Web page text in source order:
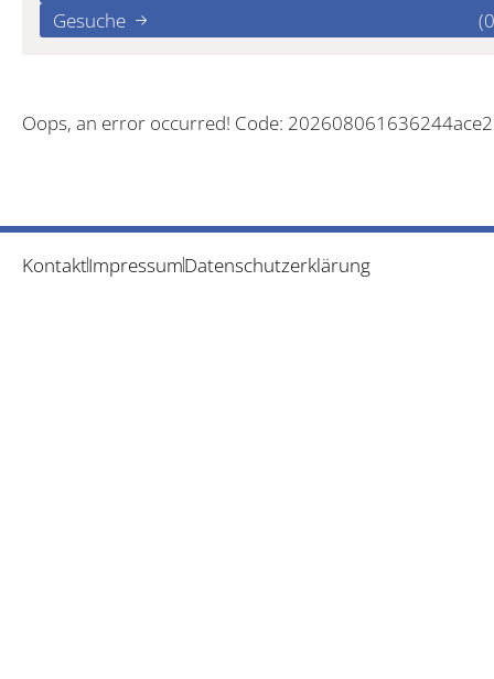
Gesuche
Oops, an error occurred! Code:
KontaktImpressumDatenschutzerklärung